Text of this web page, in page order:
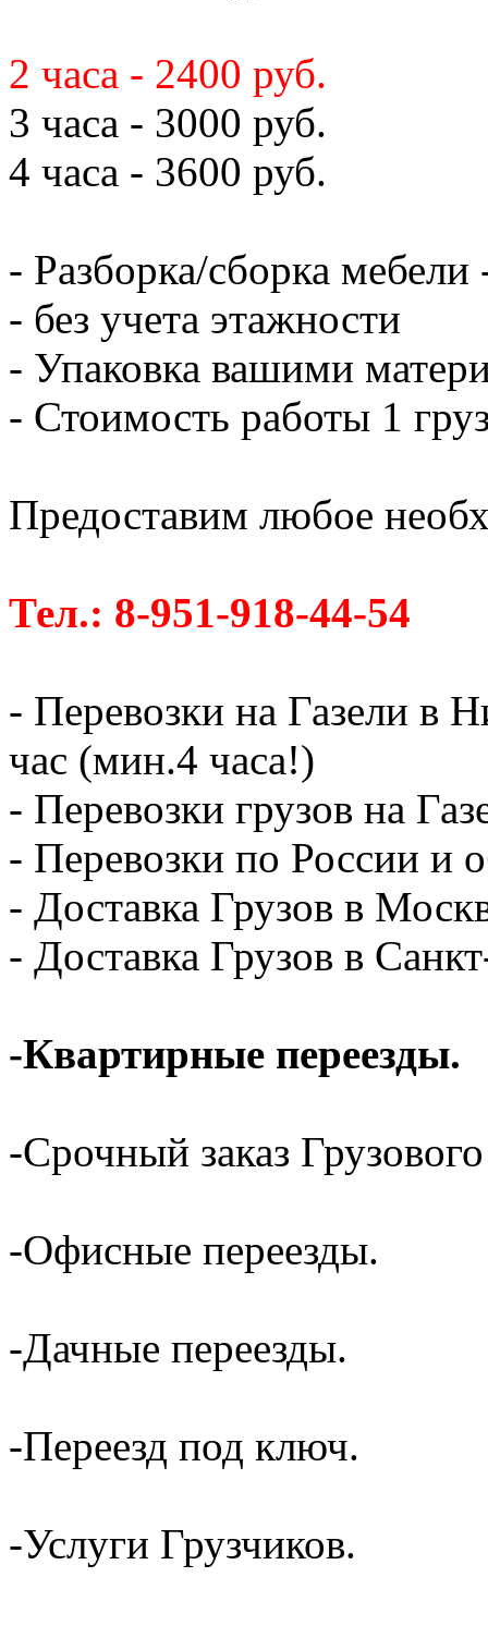
2 часа - 2400 руб.
3 часа - 3000 руб.
4 часа - 3600 руб.
- Разборка/сборка мебели
- без учета этажности
- Упаковка вашими
- Стоимость работы 1
Предоставим любое
Тел.: 8-951-918-44-54
- Перевозки на Газели в
час (мин.4 часа!)
- Перевозки грузов на
- Перевозки по России и
- Доставка Грузов в
- Доставка Грузов в
-Квартирные переезды.
-Срочный заказ
-Офисные переезды.
-Дачные переезды.
-Переезд под ключ.
-Услуги Грузчиков.